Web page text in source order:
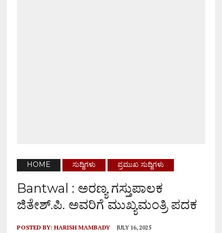
HOME ಸುದ್ದಿಗಳು ಪ್ರಮುಖ ಸುದ್ದಿಗಳು
Bantwal : ಅರಣ್ಯ ಗಸ್ತುಪಾಲಕ
ಜಿತೇಶ್.ಪಿ. ಅವರಿಗೆ ಮುಖ್ಯಮಂತ್ರಿ ಪದಕ
POSTED BY: HARISH MAMBADY JULY 16, 2025